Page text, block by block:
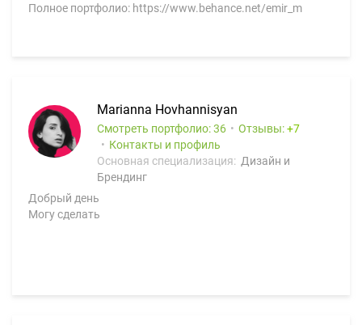
Полное портфолио: https://www.behance.net/emir_m
Marianna Hovhannisyan
Смотреть портфолио: 36 Отзывы:
7
Контакты и профиль
Основная специализация: Дизайн и
Брендинг
Добрый день
Могу сделать